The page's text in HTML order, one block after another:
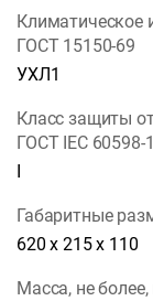
Климатическое
ГОСТ 15150-69
УХЛ1
Класс защиты
ГОСТ IEC 60598-
Габаритные
620 х 215 х 110
Масса, не более,